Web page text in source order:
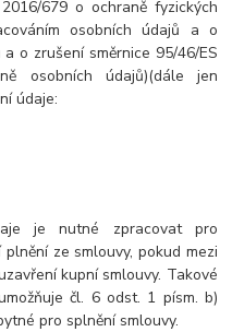
679 o ochraně fyzických
osobních údajů a o
o zrušení směrnice 95/46/ES
osobních údajů)(dále jen
údaje:
je nutné zpracovat pro
ze smlouvy, pokud mezi
kupní smlouvy. Takové
čl. 6 odst. 1 písm. b)
pro splnění smlouvy.